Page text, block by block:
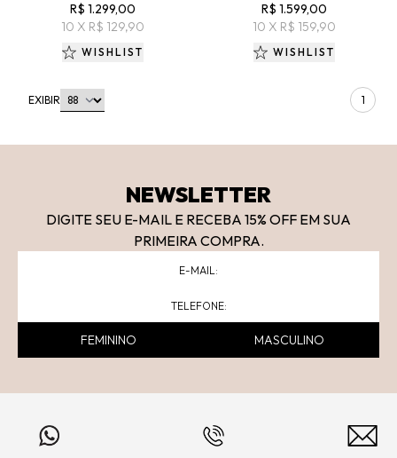
R$ 1.299,00
10 X R$ 129,90
WISHLIST
R$ 1.599,00
10 X R$ 159,90
WISHLIST
EXIBIR 1
NEWSLETTER
DIGITE SEU E-MAIL E RECEBA 15% OFF EM SUA
PRIMEIRA COMPRA.
FEMININO MASCULINO